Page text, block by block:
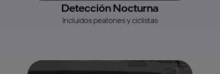
Detección Nocturna
Incluidos peatones y ciclistas